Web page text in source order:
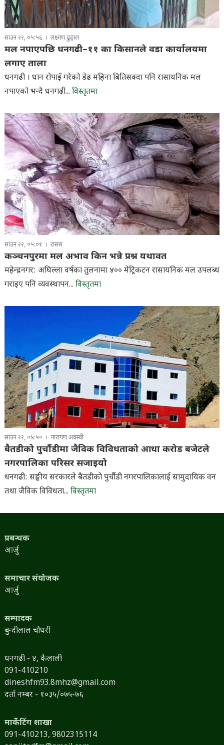
साउन २२, ०५:५६ लक्ष्मण ढुङ्गाल
मल नपाएपछि धनगढी–११ का किसानले वडा कार्यालयमा
लगाए ताला
धनगढी । धान रोपाइँ गरेको डेढ महिना बितिसक्दा पनि रासायनिक मल
नपाएको भन्दै धनगढी... विस्तृतमा
साउन २२, ०५:०१ रासस
कञ्चनपुरमा मल अभाव किन भन्ने प्रश्न यथावत
महेन्द्रनगर: अघिल्ला वर्षका तुलनामा ४०० मेट्रिकटन रासायनिक मल उपलब्ध
गराइए पनि व्यवस्थापन... विस्तृतमा
साउन २२, ०४:५० नारायण अवस्थी
बैतडीको पुर्चौडीमा जैविक विविधताको आधा करोड बजेटले
नगरपालिका परिसर सजाइयो
धनगढी: सङ्घीय सरकारले बैतडीको पुर्चौडी नगरपालिकालाई सामुदायिक वन
तथा जैविक विविधता... विस्तृतमा
प्रबन्धक
आर्जु
समाचार संयोजक
आर्जु
सम्पादक
बुन्दीलाल चौधरी
धनगढी - ४, कैलाली
091-410210
dineshfm93.8mhz@gmail.com
दर्ता नम्बर - १०३५/०७५-७६
मार्केटिंग शाखा
091-410213, 9802315114